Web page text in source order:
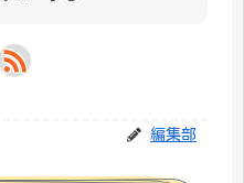
編集部